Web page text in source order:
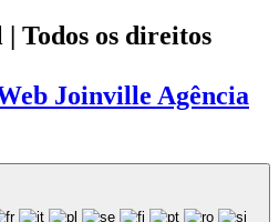
Todos os direitos
Joinville Agência